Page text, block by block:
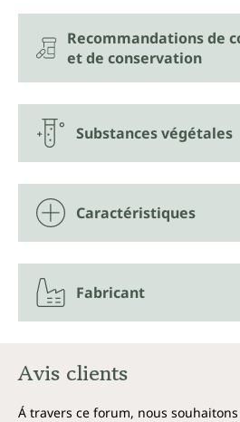
Recommandations de
et de conservation
Substances végétales
Caractéristiques
Fabricant
Avis clients
Á travers ce forum, nous